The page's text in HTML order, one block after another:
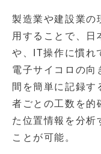
製造業や建設業の
用することで、日
や、IT操作に慣れ
電子サイコロの向
間を簡単に記録す
者ごとの工数を的
た位置情報を分析
ことが可能。